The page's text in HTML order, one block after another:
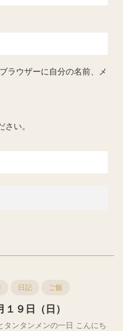
ラウザーに自分の名前、メ
い。
日記 ご飯
９日（日）
タンタンメンの一日 こんにち